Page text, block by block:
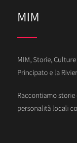
MIM
MIM, Storie,
Principato e la
Raccontiamo
personalità locali